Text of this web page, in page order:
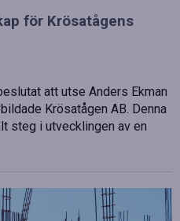
för Krösatågens
att utse Anders Ekman
Krösatågen AB. Denna
steg i utvecklingen av en